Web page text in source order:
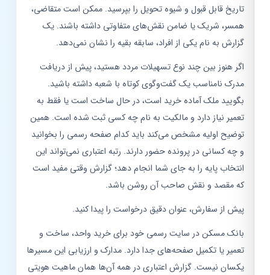
تاریخ قابل قبول و شیوه تحویل را بپرسید. ممکن است متقاضی،
همسر، شریک یا ضامن نقش‌های متفاوتی داشته باشند. یک
گزارش به نام یکی از افراد، سابقه بقیه را نشان نمی‌دهد.
اگر هنوز بین چند نوع تسهیلات مردد هستید، پیش از دریافت
مدرک نامناسب یک گفت‌وگوی کوتاه با شعبه داشته باشید.
بگویید ملک آماده خرید است، در حال ساخت است یا فقط به
تعمیر نیاز دارد و مالکیت به نام چه کسی ثبت شده است. همین
توضیح اولیه مشخص می‌کند باید کدام صفحه رسمی را بخوانید
و چه کسانی در پرونده حضور دارند. رتبه اعتباری نمی‌تواند این
انتخاب پایه را به جای شما انجام دهد؛ گزارش وقتی مفید است
که مقصد و نقش صاحب آن روشن باشد.
پیش از سفارش، عنوان دقیق درخواست را پیدا کنید.
بانک مسکن در سایت رسمی خود برای خرید واحد، ساخت و
تعمیر یا تکمیل صفحه‌های جدا دارد. مدارک و ارزیابی این مسیرها
یکسان نیست. گزارش اعتباری در همه آن‌ها همان ماهیت هویتی